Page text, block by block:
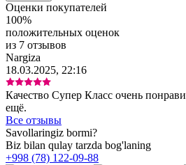
Оценки покупателей
100%
положительных оценок
из 7 отзывов
Nargiza
18.03.2025, 22:16
Качество Супер Класс очень
ещё.
Все отзывы
Savollaringiz bormi?
Biz bilan qulay tarzda bog'laning
+998 (78) 122-09-88